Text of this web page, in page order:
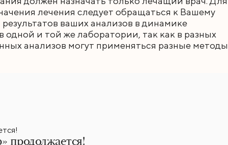
лечения следует обращаться к Вашему
ваших анализов в динамике
и той же лаборатории, так как в разных
анализов могут применяться разные методы
продолжается!